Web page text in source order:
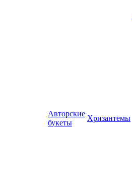
Авторские
букеты
Хризантемы